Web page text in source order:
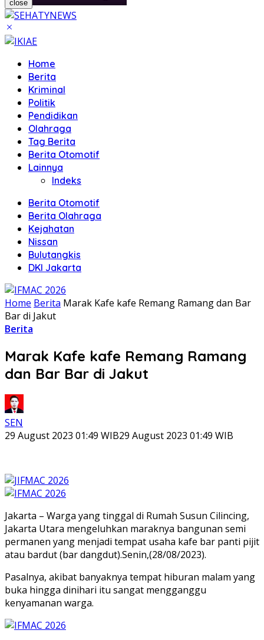
close
Home
Berita
Kriminal
Politik
Pendidikan
Olahraga
Tag Berita
Berita Otomotif
Lainnya
Indeks
Berita Otomotif
Berita Olahraga
Kejahatan
Nissan
Bulutangkis
DKI Jakarta
Home Berita Marak Kafe kafe Remang Ramang dan Bar
Bar di Jakut
Berita
Marak Kafe kafe Remang Ramang
dan Bar Bar di Jakut
SEN
29 August 2023 01:49 WIB29 August 2023 01:49 WIB
Jakarta – Warga yang tinggal di Rumah Susun Cilincing,
Jakarta Utara mengeluhkan maraknya bangunan semi
permanen yang menjadi tempat usaha kafe bar panti pijit
atau bardut (bar dangdut).Senin,(28/08/2023).
Pasalnya, akibat banyaknya tempat hiburan malam yang
buka hingga dinihari itu sangat mengganggu
kenyamanan warga.